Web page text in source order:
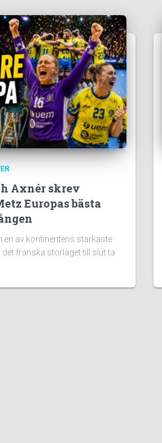
Axnér skrev
Europas bästa
en av kontinentens starkaste
det franska storlaget till slut ta